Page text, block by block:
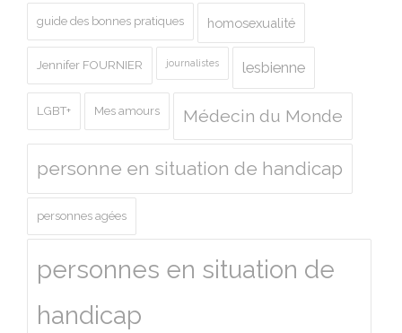
guide des bonnes pratiques homosexualité
Jennifer FOURNIER journalistes lesbienne
LGBT+ Mes amours Médecin du Monde
personne en situation de handicap
personnes agées
personnes en situation de
handicap